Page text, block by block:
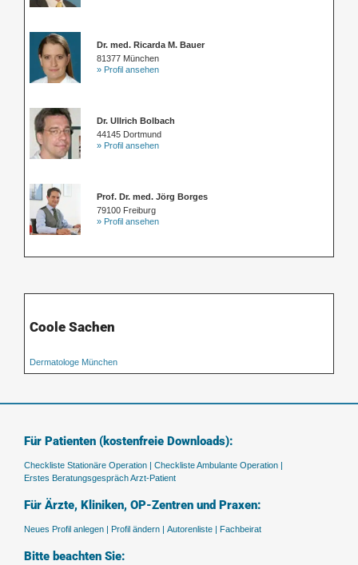
Dr. med. Ricarda M. Bauer
81377 München
» Profil ansehen
Dr. Ullrich Bolbach
44145 Dortmund
» Profil ansehen
Prof. Dr. med. Jörg Borges
79100 Freiburg
» Profil ansehen
Coole Sachen
Dermatologe München
Für Patienten (kostenfreie Downloads):
Checkliste Stationäre Operation | Checkliste Ambulante Operation |
Erstes Beratungsgespräch Arzt-Patient
Für Ärzte, Kliniken, OP-Zentren und Praxen:
Neues Profil anlegen | Profil ändern | Autorenliste | Fachbeirat
Bitte beachten Sie: